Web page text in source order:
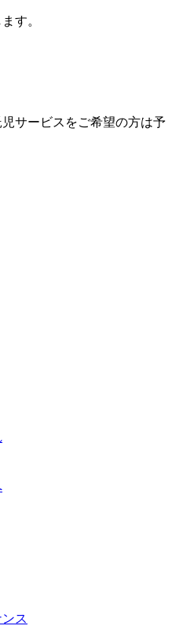
す。
サービスをご希望の方は予
ス